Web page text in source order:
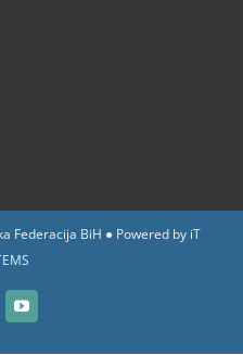
Federacija BiH ● Powered by iT
YouTube